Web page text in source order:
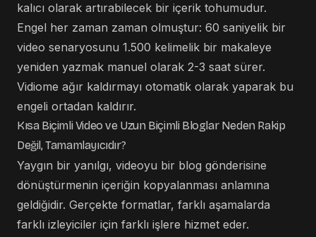
kalıcı olarak artırabilecek bir içerik tohumudur.
Engel her zaman zaman olmuştur: 60 saniyelik bir
video senaryosunu 1.500 kelimelik bir makaleye
yeniden yazmak manuel olarak 2-3 saat sürer.
Vidiome ağır kaldırmayı otomatik olarak yaparak bu
engeli ortadan kaldırır.
Kısa Biçimli Video ve Uzun Biçimli Bloglar Neden Rakip
Değil, Tamamlayıcıdır?
Yaygın bir yanılgı, videoyu bir blog gönderisine
dönüştürmenin içeriğin kopyalanması anlamına
geldiğidir. Gerçekte formatlar, farklı aşamalarda
farklı izleyiciler için farklı işlere hizmet eder.